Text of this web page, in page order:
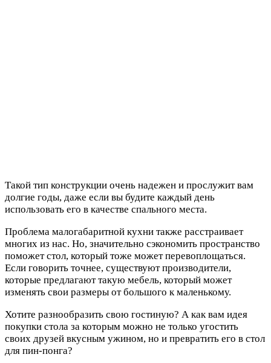
Такой тип конструкции очень надежен и прослужит вам
долгие годы, даже если вы будите каждый день
использовать его в качестве спального места.
Проблема малогабаритной кухни также расстраивает
многих из нас. Но, значительно сэкономить пространство
поможет стол, который тоже может перевоплощаться.
Если говорить точнее, существуют производители,
которые предлагают такую мебель, который может
изменять свои размеры от большого к маленькому.
Хотите разнообразить свою гостиную? А как вам идея
покупки стола за которым можно не только угостить
своих друзей вкусным ужином, но и превратить его в стол
для пин-понга?